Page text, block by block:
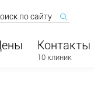
Контакты
10 клиник